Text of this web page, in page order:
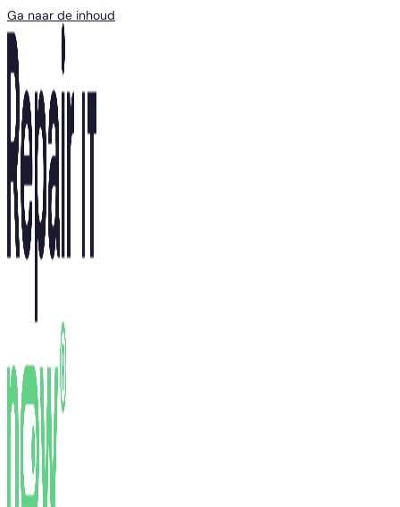
Ga naar de inhoud